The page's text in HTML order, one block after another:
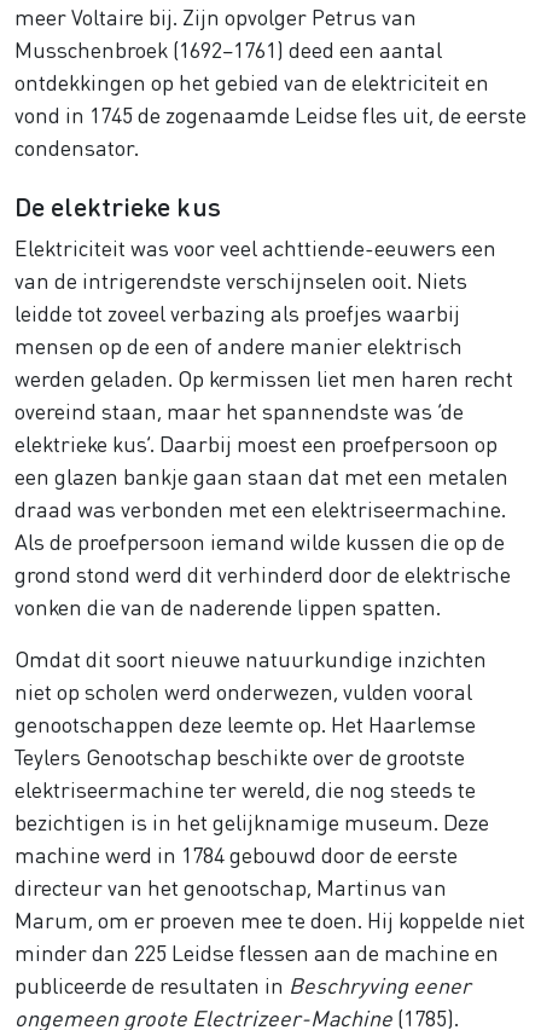
meer Voltaire bij. Zijn opvolger Petrus van
Musschenbroek (1692–1761) deed een aantal
ontdekkingen op het gebied van de elektriciteit en
vond in 1745 de zogenaamde Leidse fles uit, de eerste
condensator.
De elektrieke kus
Elektriciteit was voor veel achttiende-eeuwers een
van de intrigerendste verschijnselen ooit. Niets
leidde tot zoveel verbazing als proefjes waarbij
mensen op de een of andere manier elektrisch
werden geladen. Op kermissen liet men haren recht
overeind staan, maar het spannendste was ‘de
elektrieke kus’. Daarbij moest een proefpersoon op
een glazen bankje gaan staan dat met een metalen
draad was verbonden met een elektriseermachine.
Als de proefpersoon iemand wilde kussen die op de
grond stond werd dit verhinderd door de elektrische
vonken die van de naderende lippen spatten.
Omdat dit soort nieuwe natuurkundige inzichten
niet op scholen werd onderwezen, vulden vooral
genootschappen deze leemte op. Het Haarlemse
Teylers Genootschap beschikte over de grootste
elektriseermachine ter wereld, die nog steeds te
bezichtigen is in het gelijknamige museum. Deze
machine werd in 1784 gebouwd door de eerste
directeur van het genootschap, Martinus van
Marum, om er proeven mee te doen. Hij koppelde niet
minder dan 225 Leidse flessen aan de machine en
publiceerde de resultaten in Beschryving eener
ongemeen groote Electrizeer-Machine (1785).